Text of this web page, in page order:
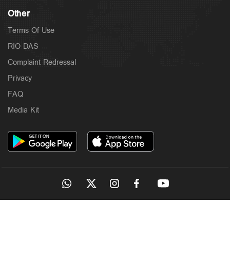
Other
Terms Of Use
RIO DAS
Complaint Redressal
Privacy
FAQ
Media Kit